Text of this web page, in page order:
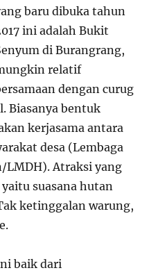
baru dibuka tahun
ini adalah Bukit
di Burangrang,
relatif
dengan curug
Biasanya bentuk
kerjasama antara
desa (Lembaga
LMDH). Atraksi yang
suasana hutan
ketinggalan warung,
baik dari